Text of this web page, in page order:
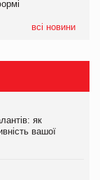
всі новини
як
вашої